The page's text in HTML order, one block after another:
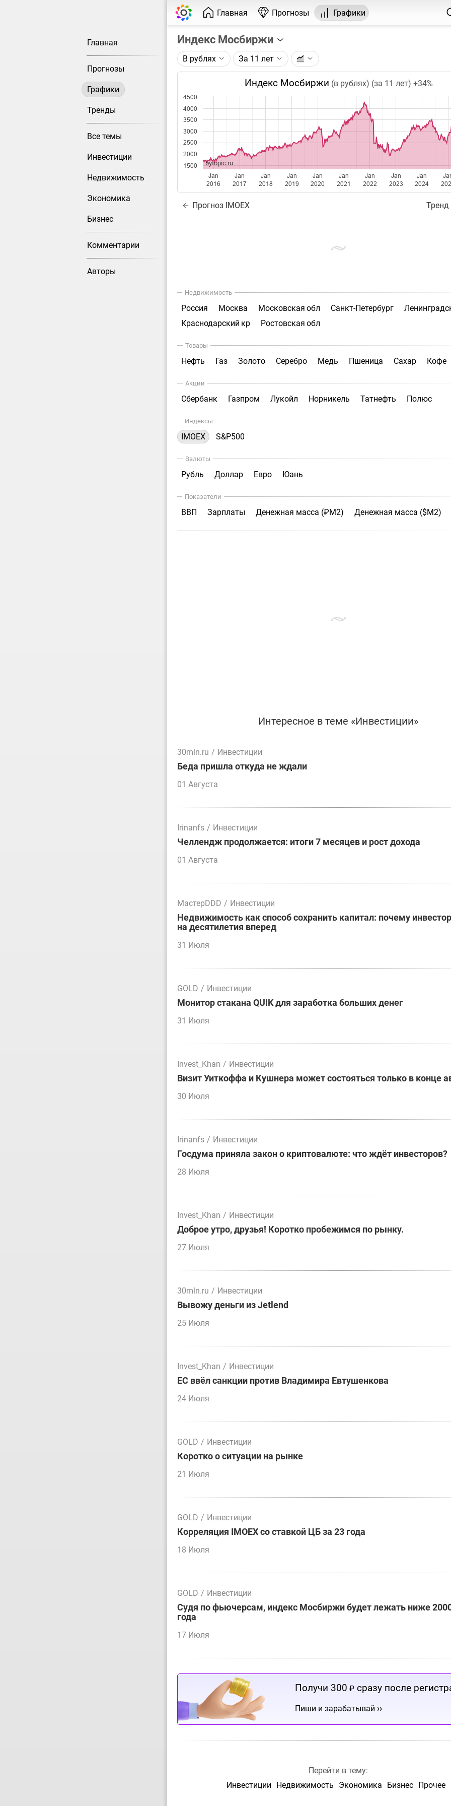
Главная Прогнозы Графики
Главная
Прогнозы
Графики
Тренды
Все темы
Инвестиции
Недвижимость
Экономика
Бизнес
Комментарии
Авторы
Индекс Мосбиржи
Описание графика:
Индекс Московской биржи (IMOEX) по данным Московской биржи.
Каждая точка на графике - цена закрытия дня, недели или месяца.
Оптимальный таймфрейм (день, неделя, месяц) подбирается
при изменении глубины графика.
Данные добавляются ежедневно.
В рублях За 11 лет
Индекс Мосбиржи (в рублях) (за 11 лет) +34%
Jan
2016
Jan
2017
Jan
2018
Jan
2019
Jan
2020
Jan
2021
Jan
2022
Jan
2023
Jan
2024
1500
2000
2500
3000
3500
4000
4500
bytopic.ru
Прогноз IMOEX Тренд
Недвижимость
Россия Москва Московская обл Санкт-Петербург
Краснодарский кр
Ростовская обл
Товары
Нефть Газ Золото Серебро Медь Пшеница Сахар Кофе
Акции
Сбербанк Газпром Лукойл Норникель Татнефть Полюс
Индексы
IMOEX S&P500
Валюты
Рубль Доллар Евро Юань
Показатели
ВВП Зарплаты Денежная масса (₽М2) Денежная масса ($М2)
Интересное в теме «Инвестиции»
30mln.ru / Инвестиции
Беда пришла откуда не ждали
01 Августа
Irinanfs / Инвестиции
Челлендж продолжается: итоги 7 месяцев и рост дохода
01 Августа
МастерDDD / Инвестиции
Недвижимость как способ сохранить капитал: почему
на десятилетия вперед
31 Июля
GOLD / Инвестиции
Монитор стакана QUIK для заработка больших денег
31 Июля
Invest_Khan / Инвестиции
Визит Уиткоффа и Кушнера может состояться только в конце
30 Июля
Irinanfs / Инвестиции
Госдума приняла закон о криптовалюте: что ждёт инвесторов?
28 Июля
Invest_Khan / Инвестиции
Доброе утро, друзья! Коротко пробежимся по рынку.
27 Июля
30mln.ru / Инвестиции
Вывожу деньги из Jetlend
25 Июля
Invest_Khan / Инвестиции
ЕС ввёл санкции против Владимира Евтушенкова
24 Июля
GOLD / Инвестиции
Коротко о ситуации на рынке
21 Июля
GOLD / Инвестиции
Корреляция IMOEX со ставкой ЦБ за 23 года
18 Июля
GOLD / Инвестиции
Судя по фьючерсам, индекс Мосбиржи будет лежать ниже
года
17 Июля
Получи 300 ₽ сразу после
Пиши и зарабатывай ››
Перейти в тему:
Инвестиции
Недвижимость Экономика Бизнес Прочее